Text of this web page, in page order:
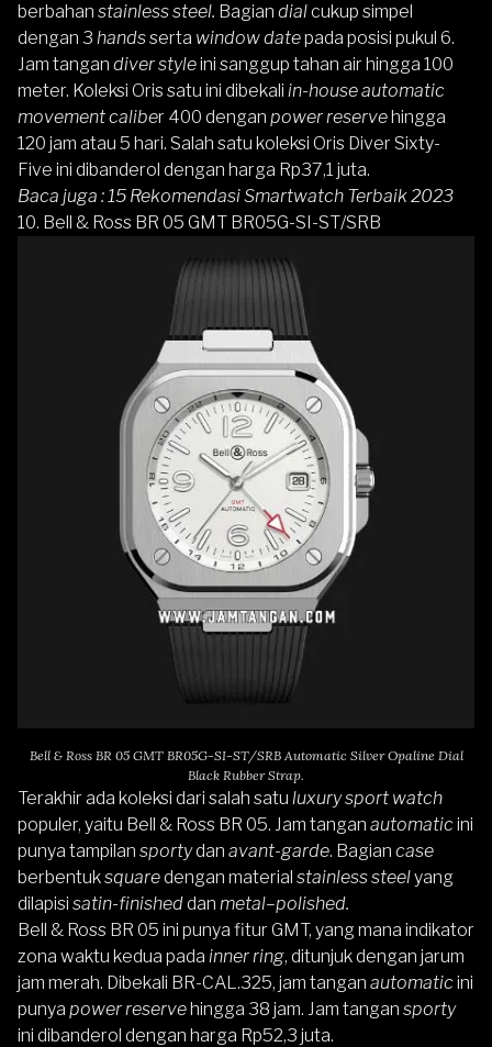
berbahan stainless steel. Bagian dialcukup simpel
dengan 3 handsserta window datepada posisi pukul 6.
Jam tangan diver styleini sanggup tahan air hingga 100
meter. Koleksi Oris satu ini dibekali in-house automatic
movementcaliber 400 dengan power reservehingga
120 jam atau 5 hari. Salah satu koleksi Oris Diver Sixty-
Five ini dibanderol dengan harga Rp37,1 juta.
Baca juga :15 Rekomendasi Smartwatch Terbaik 2023
10. Bell & Ross BR 05 GMT BR05G-SI-ST/SRB
Bell & Ross BR 05 GMT BR05G-SI-ST/SRB Automatic Silver Opaline Dial
Black Rubber Strap.
Terakhir ada koleksi dari salah satu luxury sport watch
populer, yaitu Bell & Ross BR 05. Jam tangan automatic ini
punya tampilan sportydan avant-garde. Bagian case
berbentuksquaredengan material stainless steelyang
dilapisi satin-finisheddan metal–polished.
Bell & Ross BR 05 ini punya fitur GMT, yang mana indikator
zona waktu kedua pada inner ring, ditunjuk dengan jarum
jam merah. Dibekali BR-CAL.325, jam tangan automatic ini
punya power reservehingga 38 jam. Jam tangan sporty
ini dibanderol dengan harga Rp52,3 juta.